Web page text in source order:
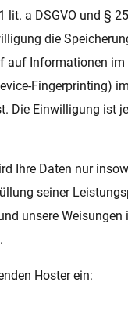
lit. a DSGVO und §
die
auf Informationen im
Fingerprinting)
Die Einwilligung ist
Ihre Daten nur
seiner
unsere Weisungen
Hoster ein: